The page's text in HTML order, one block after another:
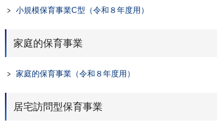
小規模保育事業C型（令和８年度用）
家庭的保育事業
家庭的保育事業（令和８年度用）
居宅訪問型保育事業